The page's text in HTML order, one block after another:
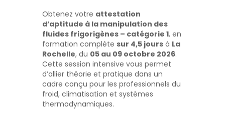
Obtenez votre attestation
d’aptitude à la manipulation des
fluides frigorigènes – catégorie 1, en
formation complète sur 4,5 jours à La
Rochelle, du 05 au 09 octobre 2026.
Cette session intensive vous permet
d’allier théorie et pratique dans un
cadre conçu pour les professionnels du
froid, climatisation et systèmes
thermodynamiques.